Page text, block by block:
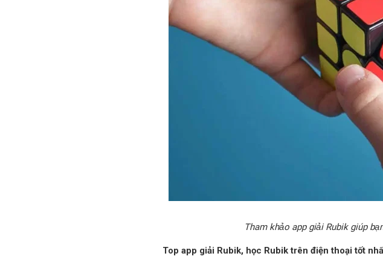
Tham khảo app giải Rubik giúp
Top app giải Rubik, học Rubik trên điện thoại tốt